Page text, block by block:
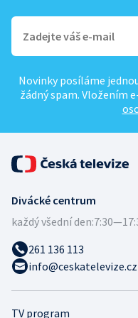
Novinky posíláme
žádný spam. Vložením